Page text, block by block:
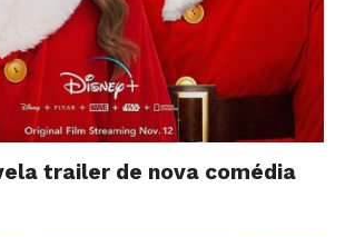
trailer de nova comédia